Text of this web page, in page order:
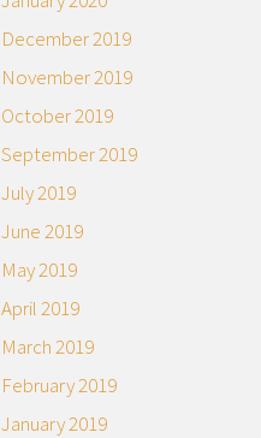
December 2019
November 2019
October 2019
September 2019
July 2019
June 2019
May 2019
April 2019
March 2019
February 2019
January 2019